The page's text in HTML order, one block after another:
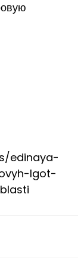
edinaya-
lgot-